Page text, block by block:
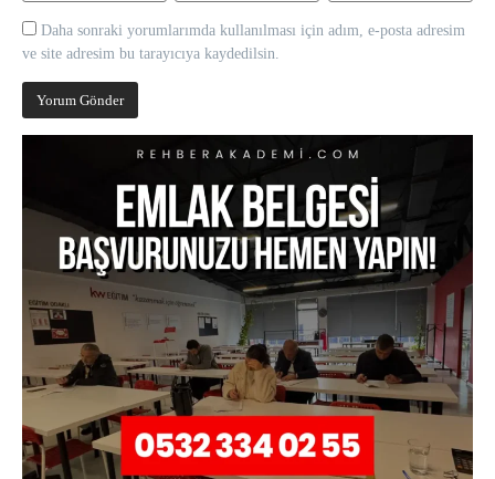
Daha sonraki yorumlarımda kullanılması için adım, e-posta adresim
ve site adresim bu tarayıcıya kaydedilsin.